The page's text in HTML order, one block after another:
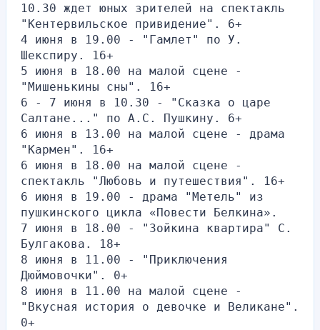
10.30 ждет юных зрителей на спектакль
"Кентервильское привидение". 6+
4 июня в 19.00 - "Гамлет" по У.
Шекспиру. 16+
5 июня в 18.00 на малой сцене -
"Мишенькины сны". 16+
6 - 7 июня в 10.30 - "Сказка о царе
Салтане..." по А.С. Пушкину. 6+
6 июня в 13.00 на малой сцене - драма
"Кармен". 16+
6 июня в 18.00 на малой сцене -
спектакль "Любовь и путешествия". 16+
6 июня в 19.00 - драма "Метель" из
пушкинского цикла «Повести Белкина».
7 июня в 18.00 - "Зойкина квартира" С.
Булгакова. 18+
8 июня в 11.00 - "Приключения
Дюймовочки". 0+
8 июня в 11.00 на малой сцене -
"Вкусная история о девочке и Великане".
0+